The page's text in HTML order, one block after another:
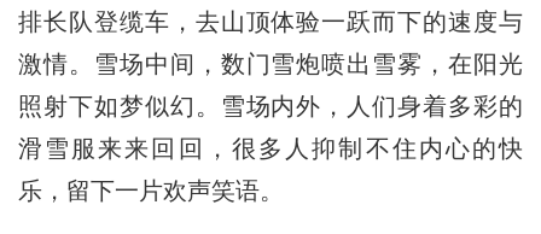
排长队登缆车，去山顶体验一跃而下的速度与
激情。雪场中间，数门雪炮喷出雪雾，在阳光
照射下如梦似幻。雪场内外，人们身着多彩的
滑雪服来来回回，很多人抑制不住内心的快
乐，留下一片欢声笑语。